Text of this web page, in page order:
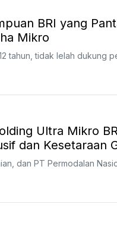
BRI yang
Mikro
tahun, tidak lelah dukung
Ultra Mikro
dan Kesetaraan
dan PT Permodalan